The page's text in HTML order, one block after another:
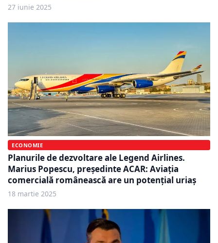
27 iunie 2025
ECONOMIE
Planurile de dezvoltare ale Legend Airlines.
Marius Popescu, președinte ACAR: Aviația
comercială românească are un potențial uriaș
18 martie 2025